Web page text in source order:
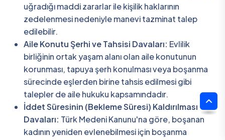
uğradığı maddi zararlar ile kişilik haklarının
zedelenmesi nedeniyle manevi tazminat talep
edilebilir.
Aile Konutu Şerhi ve Tahsisi Davaları: Evlilik
birliğinin ortak yaşam alanı olan aile konutunun
korunması, tapuya şerh konulması veya boşanma
sürecinde eşlerden birine tahsis edilmesi gibi
talepler de aile hukuku kapsamındadır.
İddet Süresinin (Bekleme Süresi) Kaldırılması
Davaları: Türk Medeni Kanunu'na göre, boşanan
kadının yeniden evlenebilmesi için boşanma